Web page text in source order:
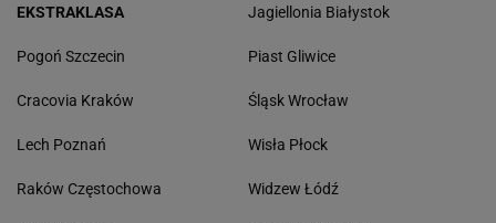
EKSTRAKLASA
Pogoń Szczecin
Cracovia Kraków
Lech Poznań
Raków Częstochowa
Jagiellonia Białystok
Piast Gliwice
Śląsk Wrocław
Wisła Płock
Widzew Łódź